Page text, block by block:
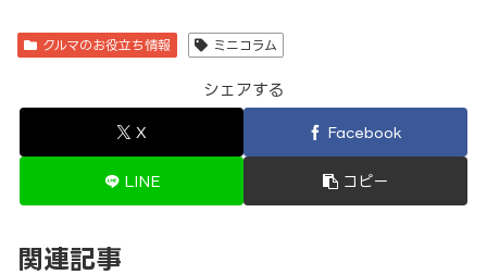
クルマのお役立ち情報 ミニコラム
シェアする
X Facebook
LINE コピー
関連記事